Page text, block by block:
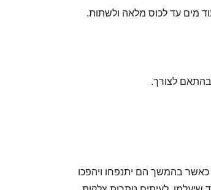
שטוחים בעור, כאשר בהמשך הם יתנפחו ויהפכו